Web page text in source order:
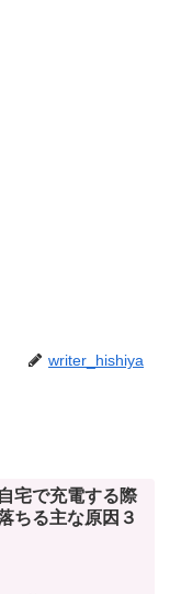
writer_hishiya
宅で充電する際
ちる主な原因３